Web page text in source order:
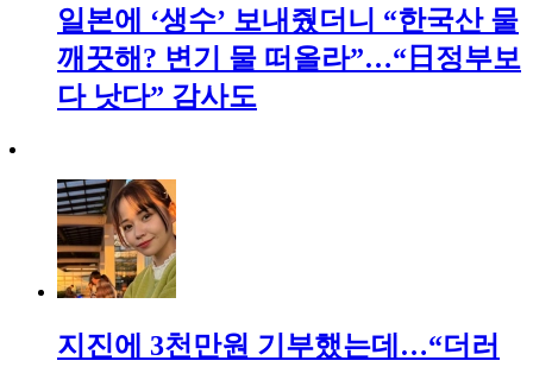
일본에 ‘생수’ 보내줬더니 “한국산 물
깨끗해? 변기 물 떠올라”…“日정부보
다 낫다” 감사도
지진에 3천만원 기부했는데…“더러